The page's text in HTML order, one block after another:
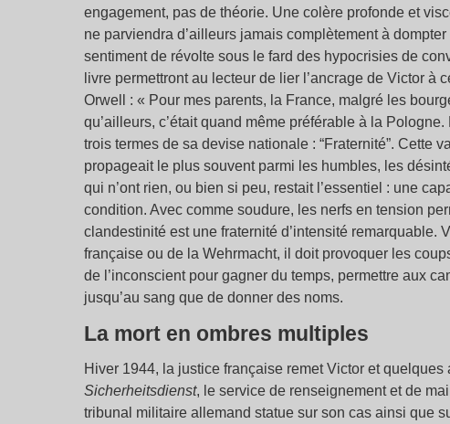
engagement, pas de théorie. Une colère profonde et
ne parviendra d’ailleurs jamais complètement à
sentiment de révolte sous le fard des hypocrisies de
livre permettront au lecteur de lier l’ancrage de Victor
Orwell : « Pour mes parents, la France, malgré les
qu’ailleurs, c’était quand même préférable à la
trois termes de sa devise nationale : “Fraternité”. Cette
propageait le plus souvent parmi les humbles, les
qui n’ont rien, ou bien si peu, restait l’essentiel : une
condition. Avec comme soudure, les nerfs en tension
clandestinité est une fraternité d’intensité remarquable.
française ou de la Wehrmacht, il doit provoquer les
de l’inconscient pour gagner du temps, permettre aux
jusqu’au sang que de donner des noms.
La mort en ombres multiples
Hiver 1944, la justice française remet Victor et
Sicherheitsdienst, le service de renseignement et de
tribunal militaire allemand statue sur son cas ainsi que